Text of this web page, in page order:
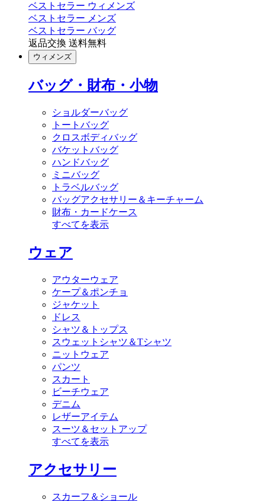
ベストセラー ウィメンズ
ベストセラー メンズ
ベストセラー バッグ
返品交換 送料無料
ウィメンズ
バッグ・財布・小物
ショルダーバッグ
トートバッグ
クロスボディバッグ
バケットバッグ
ハンドバッグ
ミニバッグ
トラベルバッグ
バッグアクセサリー＆キーチャーム
財布・カードケース
すべてを表示
ウェア
アウターウェア
ケープ＆ポンチョ
ジャケット
ドレス
シャツ＆トップス
スウェットシャツ＆Tシャツ
ニットウェア
パンツ
スカート
ビーチウェア
デニム
レザーアイテム
スーツ＆セットアップ
すべてを表示
アクセサリー
スカーフ＆ショール